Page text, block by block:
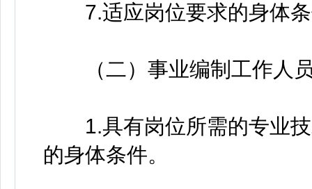
7.适应岗位要求的身体条
（二）事业编制工作人
1.具有岗位所需的专业技
的身体条件。